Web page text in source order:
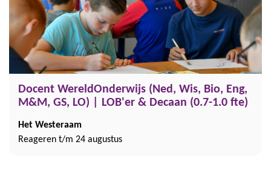
Docent WereldOnderwijs (Ned, Wis, Bio, Eng,
M&M, GS, LO) | LOB'er & Decaan (0.7-1.0 fte)
Het Westeraam
Reageren t/m 24 augustus